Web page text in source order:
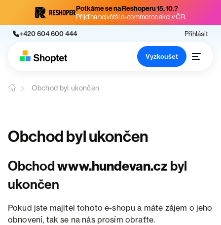
Potkáme se na Reshoperu 15. 10.?
Přijď na největší e-commerce akci v ČR.
+420 604 600 444 Přihlásit
Vyzkoušet
Obchod byl ukončen
Obchod byl ukončen
Obchodwww.hundevan.cz byl
ukončen
Pokud jste majitel tohoto e-shopu a máte zájem o jeho
obnovení, tak se na nás prosím obraťte.